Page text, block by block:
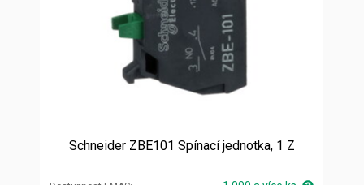
Schneider ZBE101 Spínací jednotka, 1 Z